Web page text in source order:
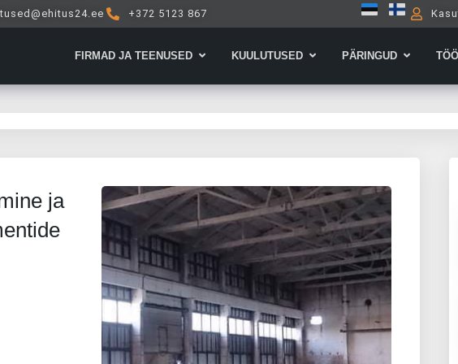
+372 5123 867
FIRMAD JA TEENUSED Open Firmad ja teenused
KUULUTUSED Open Kuulutused
PÄRINGUD Open
ja